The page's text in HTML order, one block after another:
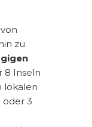
zu
8 Inseln
lokalen
oder 3